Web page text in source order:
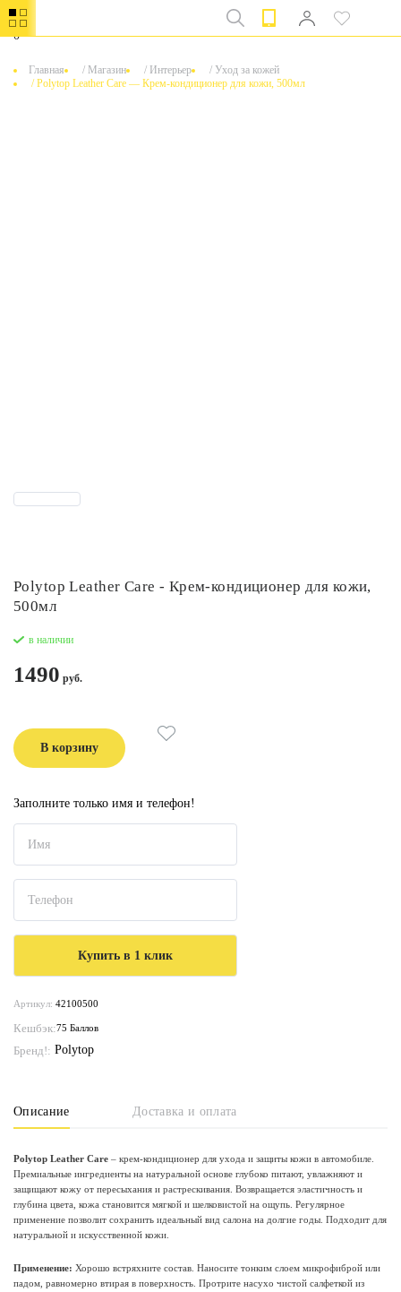
0
Главная / Магазин / Интерьер / Уход за кожей
/Polytop Leather Care — Крем-кондиционер для кожи, 500мл
Polytop Leather Care - Крем-кондиционер для кожи,
500мл
в наличии
1490
В корзину
Заполните только имя и телефон!
Артикул: 42100500
Кешбэк:75 Баллов
Бренд!: Polytop
Описание Доставка и оплата
Polytop Leather Care – крем-кондиционер для ухода и защиты кожи в автомобиле.
Премиальные ингредиенты на натуральной основе глубоко питают, увлажняют и
защищают кожу от пересыхания и растрескивания. Возвращается эластичность и
глубина цвета, кожа становится мягкой и шелковистой на ощупь. Регулярное
применение позволит сохранить идеальный вид салона на долгие годы. Подходит для
натуральной и искусственной кожи.
Применение: Хорошо встряхните состав. Наносите тонким слоем микрофиброй или
падом, равномерно втирая в поверхность. Протрите насухо чистой салфеткой из